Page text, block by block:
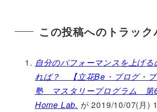
この投稿へのトラック
自分のパフォーマンスを上げ
れば？ 【立花Be・ブログ・
塾 マスタリープログラム 第
Home Lab. が 2019/10/07(月)